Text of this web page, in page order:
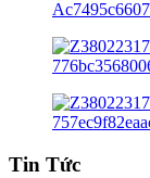
Tin Tức